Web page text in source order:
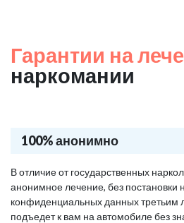
Гарантии на
наркомании
100% анонимно
В отличие от государственных
анонимное лечение, без постановки
конфиденциальных данных третьим
подъедет к вам на автомобиле без